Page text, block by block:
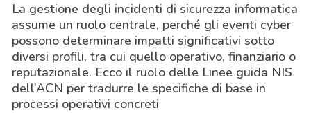
La gestione degli incidenti di sicurezza informatica
assume un ruolo centrale, perché gli eventi cyber
possono determinare impatti significativi sotto
diversi profili, tra cui quello operativo, finanziario o
reputazionale. Ecco il ruolo delle Linee guida NIS
dell’ACN per tradurre le specifiche di base in
processi operativi concreti